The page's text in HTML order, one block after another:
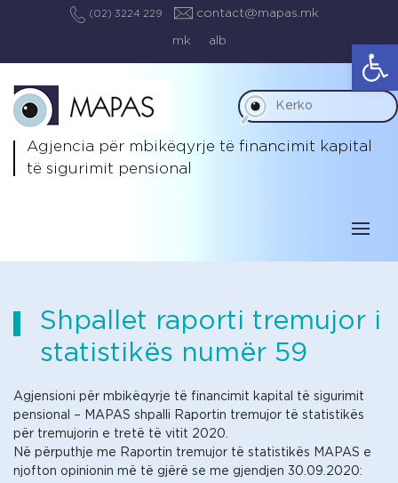
(02) 3224 229 contact@mapas.mk
mk alb
Agjencia për mbikëqyrje të financimit kapital
të sigurimit pensional
Shpallet raporti tremujor i
statistikës numër 59
Agjensioni për mbikëqyrje të financimit kapital të sigurimit
pensional – MAPAS shpalli Raportin tremujor të statistikës
për tremujorin e tretë të vitit 2020.
Në përputhje me Raportin tremujor të statistikës MAPAS e
njofton opinionin më të gjërë se me gjendjen 30.09.2020: